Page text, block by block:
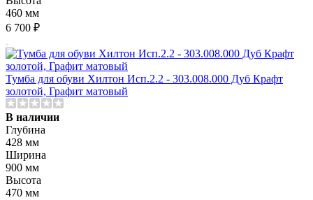
460 мм
6 700 ₽
Тумба для обуви Хилтон Исп.2.2 - 303.008.000 Дуб Крафт
золотой, Графит матовый
В наличии
Глубина
428 мм
Ширина
900 мм
Высота
470 мм